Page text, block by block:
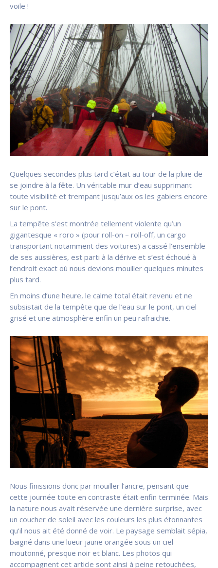
voile !
Quelques secondes plus tard c’était au tour de la pluie de
se joindre à la fête. Un véritable mur d’eau supprimant
toute visibilité et trempant jusqu’aux os les gabiers encore
sur le pont.
La tempête s’est montrée tellement violente qu’un
gigantesque « roro » (pour roll-on – roll-off, un cargo
transportant notamment des voitures) a cassé l’ensemble
de ses aussières, est parti à la dérive et s’est échoué à
l’endroit exact où nous devions mouiller quelques minutes
plus tard.
En moins d’une heure, le calme total était revenu et ne
subsistait de la tempête que de l’eau sur le pont, un ciel
grisé et une atmosphère enfin un peu rafraichie.
Nous finissions donc par mouiller l’ancre, pensant que
cette journée toute en contraste était enfin terminée. Mais
la nature nous avait réservée une dernière surprise, avec
un coucher de soleil avec les couleurs les plus étonnantes
qu’il nous ait été donné de voir. Le paysage semblait sépia,
baigné dans une lueur jaune orangée sous un ciel
moutonné, presque noir et blanc. Les photos qui
accompagnent cet article sont ainsi à peine retouchées,